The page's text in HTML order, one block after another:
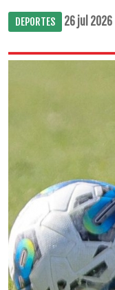
DEPORTES 26 jul 2026